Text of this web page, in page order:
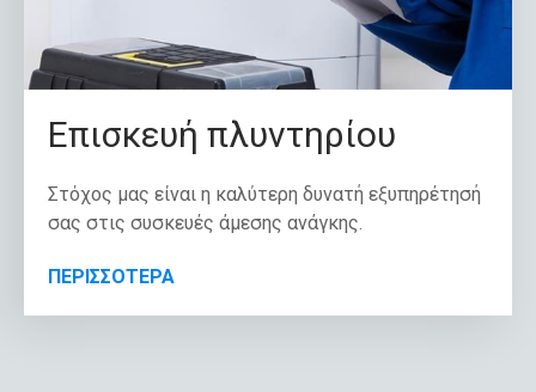
Επισκευή πλυντηρίου
Στόχος μας είναι η καλύτερη δυνατή εξυπηρέτησή
σας στις συσκευές άμεσης ανάγκης.
ΠΕΡΙΣΣΟΤΕΡΑ